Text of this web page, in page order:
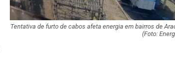
Tentativa de furto de cabos afeta energia em bairros de
(Foto:
Organização
investigada por
cargas em